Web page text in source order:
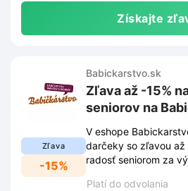
Získajte
Zľava
-15%
Babickarstvo.sk
Zľava až -15%
seniorov na
V eshope
darčeky so zľavou až
radosť seniorom za
Platí do odvolania